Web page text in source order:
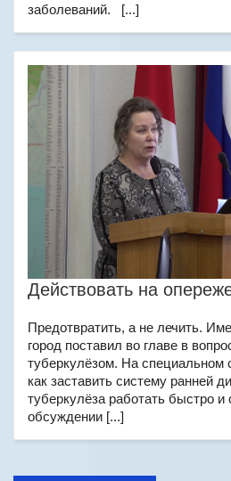
заболеваний. [...]
Действовать на
Предотвратить, а не лечить.
город поставил во главе в
туберкулёзом. На специальном
как заставить систему ранней
туберкулёза работать быстро
обсуждении [...]